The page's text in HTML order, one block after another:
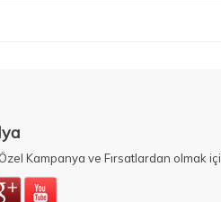
Kampanya ve Fırsatlardan olmak